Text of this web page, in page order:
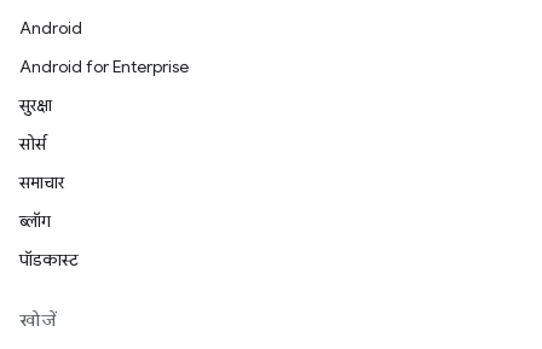
Android
Android for Enterprise
सुरक्षा
सोर्स
समाचार
ब्लॉग
पॉडकास्ट
खोजें